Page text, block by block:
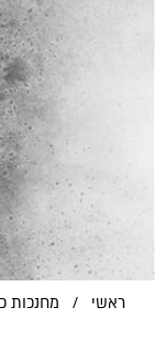
ראשי / מחנכות